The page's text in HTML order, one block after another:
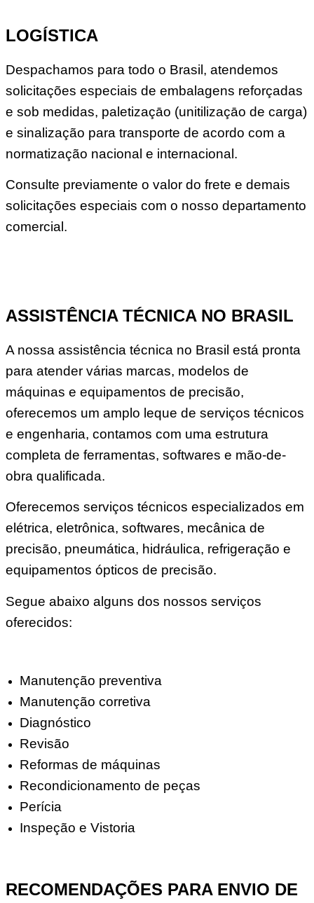
LOGÍSTICA
Despachamos para todo o Brasil, atendemos
solicitações especiais de embalagens reforçadas
e sob medidas, paletizaçāo (unitilizaçāo de carga)
e sinalização para transporte de acordo com a
normatização nacional e internacional.
Consulte previamente o valor do frete e demais
solicitações especiais com o nosso departamento
comercial.
ASSISTÊNCIA TÉCNICA NO BRASIL
A nossa assistência técnica no Brasil está pronta
para atender várias marcas, modelos de
máquinas e equipamentos de precisão,
oferecemos um amplo leque de serviços técnicos
e engenharia, contamos com uma estrutura
completa de ferramentas, softwares e mão-de-
obra qualificada.
Oferecemos serviços técnicos especializados em
elétrica, eletrônica, softwares, mecânica de
precisão, pneumática, hidráulica, refrigeração e
equipamentos ópticos de precisão.
Segue abaixo alguns dos nossos serviços
oferecidos:
Manutenção preventiva
Manutenção corretiva
Diagnóstico
Revisão
Reformas de máquinas
Recondicionamento de peças
Perícia
Inspeção e Vistoria
RECOMENDAÇÕES PARA ENVIO DE